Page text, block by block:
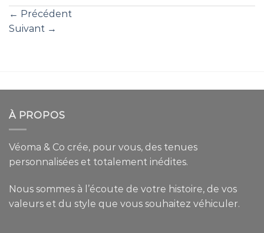
← Précédent
Suivant →
À PROPOS
Véoma & Co crée, pour vous, des tenues
personnalisées et totalement inédites.
Nous sommes à l’écoute de votre histoire, de vos
valeurs et du style que vous souhaitez véhiculer.